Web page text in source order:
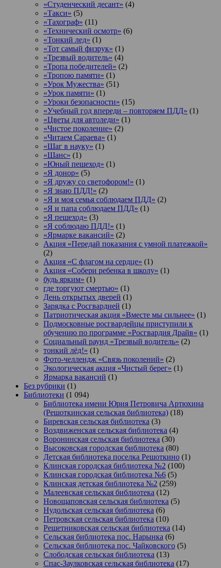
«Студенческий десант» (4)
«Такси» (5)
«Тахограф» (11)
«Технический осмотр» (6)
«Тонкий лед» (1)
«Тот самый физрук» (1)
«Трезвый водитель» (4)
«Тропа победителей» (2)
«Тропою памяти» (1)
«Урок Мужества» (51)
«Урок памяти» (1)
«Уроки безопасности» (15)
«Учебный год впереди – повторяем ПДД» (1)
«Цветы для автоледи» (1)
«Чистое поколение» (2)
«Читаем Сараева» (1)
«Шаг в науку» (1)
«Шанс» (1)
«Юный пешеход» (1)
«Я донор» (5)
«Я дружу со светофором!» (1)
«Я знаю ПДД!» (2)
«Я и моя семья соблюдаем ПДД» (2)
«Я и папа соблюдаем ПДД» (1)
«Я пешеход» (3)
«Я соблюдаю ПДД!» (1)
«Ярмарке вакансий» (2)
Акция «Передай показания с умной платежкой»
(2)
Акция «С флагом на сердце» (1)
Акция «Собери ребенка в школу» (1)
будь ярким» (1)
где торгуют смертью» (1)
День открытых дверей (1)
Зарядка с Росгвардией (1)
Патриотическая акция «Вместе мы сильнее» (1)
Подмосковные росгвардейцы приступили к
обучению по программе «Росгвардия Драйв» (1)
Социальный раунд «Трезвый водитель» (2)
тонкий лёд!» (1)
Фото-челлендж «Связь поколений» (2)
Экологическая акция «Чистый берег» (1)
Ярмарка вакансий (1)
Без рубрики (1)
Библиотеки (1 094)
Библиотека имени Юрия Петровича Артюхина
(Решоткинская сельская библиотека) (18)
Биревская сельская библиотека (3)
Воздвиженская сельская библиотека (4)
Воронинская сельская библиотека (30)
Высоковская городская библиотека (80)
Детская библиотека поселка Решоткино (1)
Клинская городская библиотека №2 (100)
Клинская городская библиотека №6 (5)
Клинская детская библиотека №2 (259)
Малеевская сельская библиотека (12)
Новощаповская сельская библиотека (5)
Нудольская сельская библиотека (6)
Петровская сельская библиотека (10)
Решетниковская сельская библиотека (14)
Сельская библиотека пос. Нарынка (6)
Сельская библиотека пос. Чайковского (5)
Слободская сельская библиотека (13)
Спас-Заулковская сельская библиотека (17)